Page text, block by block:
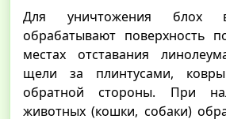
Для уничтожения блох
обрабатывают поверхность
местах отставания
щели за плинтусами,
обратной стороны. При
животных (кошки, собаки)